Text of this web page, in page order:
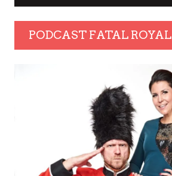
PODCAST FATAL ROYAL